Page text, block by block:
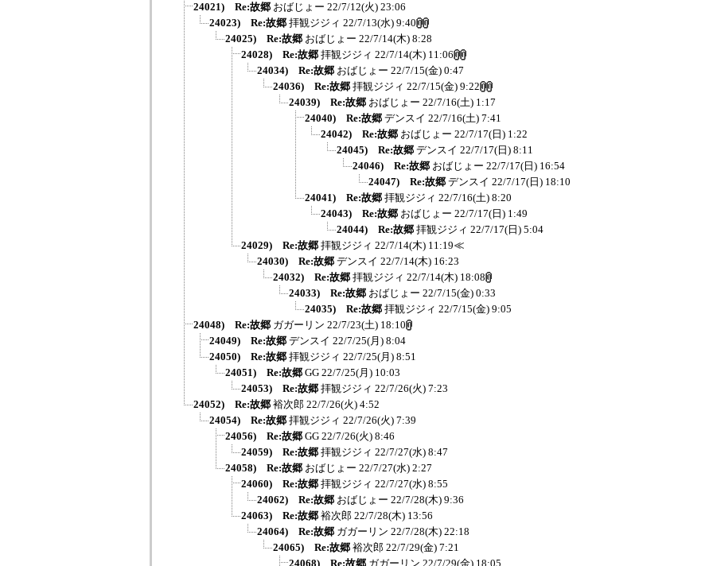
24021) Re:故郷 おばじょー 22/7/12(火) 23:06
24023) Re:故郷 拝観ジジィ 22/7/13(水) 9:40
24025) Re:故郷 おばじょー 22/7/14(木) 8:28
24028) Re:故郷 拝観ジジィ 22/7/14(木) 11:06
24034) Re:故郷 おばじょー 22/7/15(金) 0:47
24036) Re:故郷 拝観ジジィ 22/7/15(金) 9:22
24039) Re:故郷 おばじょー 22/7/16(土) 1:17
24040) Re:故郷 デンスイ 22/7/16(土) 7:41
24042) Re:故郷 おばじょー 22/7/17(日) 1:22
24045) Re:故郷 デンスイ 22/7/17(日) 8:11
24046) Re:故郷 おばじょー 22/7/17(日) 16:54
24047) Re:故郷 デンスイ 22/7/17(日) 18:10
24041) Re:故郷 拝観ジジィ 22/7/16(土) 8:20
24043) Re:故郷 おばじょー 22/7/17(日) 1:49
24044) Re:故郷 拝観ジジィ 22/7/17(日) 5:04
24029) Re:故郷 拝観ジジィ 22/7/14(木) 11:19≪
24030) Re:故郷 デンスイ 22/7/14(木) 16:23
24032) Re:故郷 拝観ジジィ 22/7/14(木) 18:08
24033) Re:故郷 おばじょー 22/7/15(金) 0:33
24035) Re:故郷 拝観ジジィ 22/7/15(金) 9:05
24048) Re:故郷 ガガーリン 22/7/23(土) 18:10
24049) Re:故郷 デンスイ 22/7/25(月) 8:04
24050) Re:故郷 拝観ジジィ 22/7/25(月) 8:51
24051) Re:故郷 GG 22/7/25(月) 10:03
24053) Re:故郷 拝観ジジィ 22/7/26(火) 7:23
24052) Re:故郷 裕次郎 22/7/26(火) 4:52
24054) Re:故郷 拝観ジジィ 22/7/26(火) 7:39
24056) Re:故郷 GG 22/7/26(火) 8:46
24059) Re:故郷 拝観ジジィ 22/7/27(水) 8:47
24058) Re:故郷 おばじょー 22/7/27(水) 2:27
24060) Re:故郷 拝観ジジィ 22/7/27(水) 8:55
24062) Re:故郷 おばじょー 22/7/28(木) 9:36
24063) Re:故郷 裕次郎 22/7/28(木) 13:56
24064) Re:故郷 ガガーリン 22/7/28(木) 22:18
24065) Re:故郷 裕次郎 22/7/29(金) 7:21
24068) Re:故郷 ガガーリン 22/7/29(金) 18:05